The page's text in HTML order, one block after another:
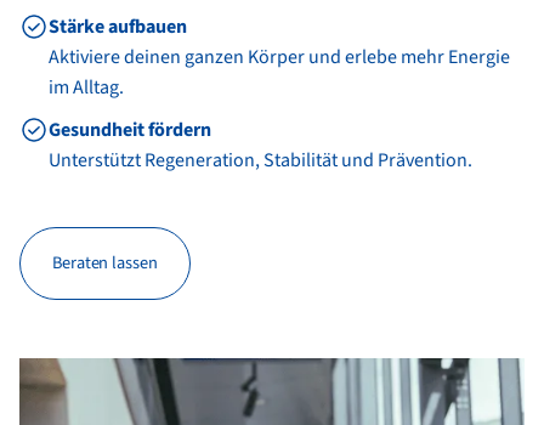
Stärke aufbauen
Aktiviere deinen ganzen Körper und erlebe mehr Energie
im Alltag.
Gesundheit fördern
Unterstützt Regeneration, Stabilität und Prävention.
Beraten lassen